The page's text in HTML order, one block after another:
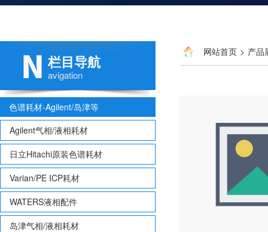
栏目导航
avigation
色谱耗材-Agilent/岛津等
Agilent气相/液相耗材
日立Hitachi原装色谱耗材
Varian/PE ICP耗材
WATERS液相配件
岛津气相/液相耗材
网站首页 > 产品